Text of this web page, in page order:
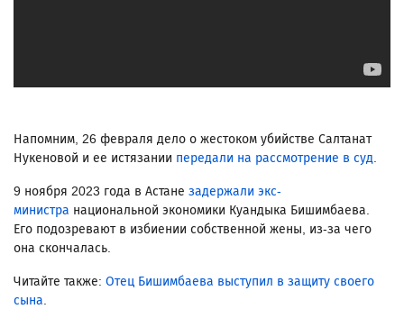
Напомним, 26 февраля дело о жестоком убийстве Салтанат
Нукеновой и ее истязании передали на рассмотрение в суд.
9 ноября 2023 года в Астане задержали экс-
министра национальной экономики Куандыка Бишимбаева.
Его подозревают в избиении собственной жены, из-за чего
она скончалась.
Читайте также: Отец Бишимбаева выступил в защиту своего
сына.